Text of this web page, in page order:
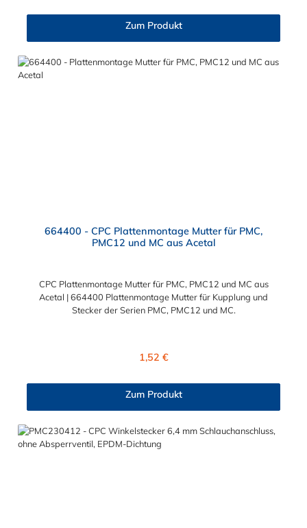
kombinieren.
Zum Produkt
664400 - CPC Plattenmontage Mutter für PMC,
PMC12 und MC aus Acetal
CPC Plattenmontage Mutter für PMC, PMC12 und MC aus
Acetal | 664400 Plattenmontage Mutter für Kupplung und
Stecker der Serien PMC, PMC12 und MC.
Regulärer Preis:
1,52 €
Zum Produkt